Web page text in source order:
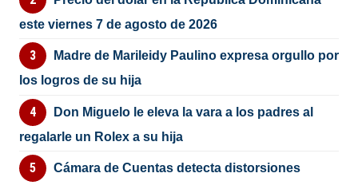
este viernes 7 de agosto de 2026
Madre de Marileidy Paulino expresa orgullo por
los logros de su hija
Don Miguelo le eleva la vara a los padres al
regalarle un Rolex a su hija
Cámara de Cuentas detecta distorsiones